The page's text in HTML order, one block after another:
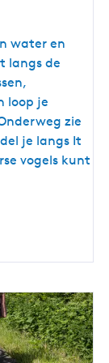
water en
langs de
loop je
zie
je langs It
vogels kunt